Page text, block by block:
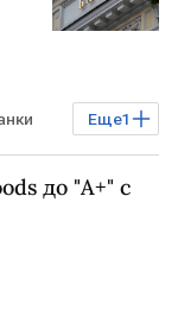
Еще1
до "A+" с